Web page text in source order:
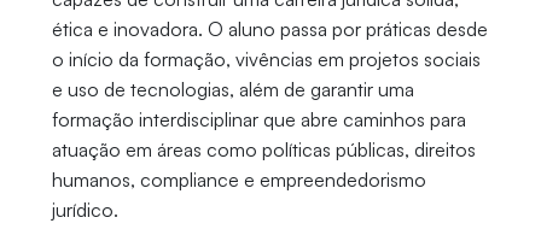
ética e inovadora. O aluno passa por práticas desde
o início da formação, vivências em projetos sociais
e uso de tecnologias, além de garantir uma
formação interdisciplinar que abre caminhos para
atuação em áreas como políticas públicas, direitos
humanos, compliance e empreendedorismo
jurídico.